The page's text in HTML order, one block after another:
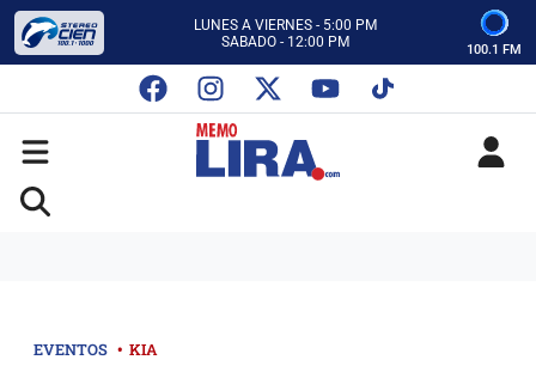
LUNES A VIERNES - 5:00 PM
SABADO - 12:00 PM
CON MEMO LIRA Y SU EQUIPO
LUNES A VIERNES - 5:00 PM
SABADO - 12:00 PM
100.1 FM
EVENTOS • KIA